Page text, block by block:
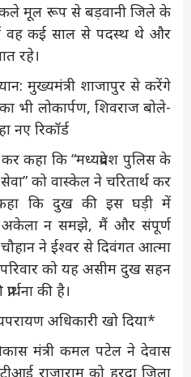
मूल रूप से बड़वानी जिले के
वह कई साल से पदस्थ थे और
रहे।
मुख्यमंत्री शाजापुर से करेंगे
भी लोकार्पण, शिवराज बोले-
नए रिकॉर्ड
कहा कि “मध्यप्रदेश पुलिस के
को वास्केल ने चरितार्थ कर
कहा कि दुख की इस घड़ी में
अकेला न समझे, मैं और संपूर्ण
ने ईश्वर से दिवंगत आत्मा
को यह असीम दुख सहन
की है।
अधिकारी खो दिया*
मंत्री कमल पटेल ने देवास
राजाराम को हरदा जिला